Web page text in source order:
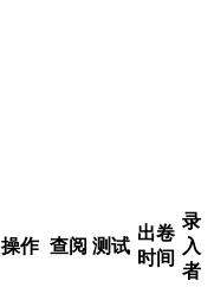
操作 查阅 测试
出卷
时间
录
入
者